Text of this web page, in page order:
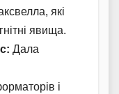
які
явища.
Дала
і